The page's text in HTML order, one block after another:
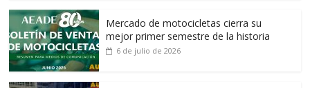
Mercado de motocicletas cierra su
mejor primer semestre de la historia
6 de julio de 2026